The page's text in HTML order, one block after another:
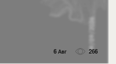
6 Авг 266